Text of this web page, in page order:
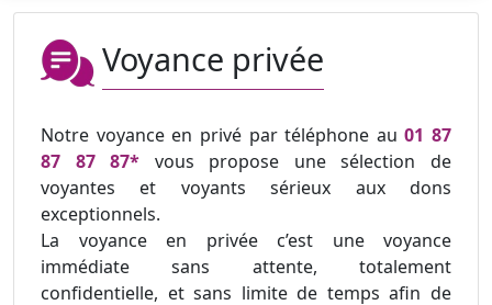
Voyance privée
Notre voyance en privé par téléphone au01 87
87 87 87* vous propose une sélection de
voyantes et voyants sérieux aux dons
exceptionnels.
La voyance en privée c’est une voyance
immédiate sans attente, totalement
confidentielle, et sans limite de temps afin de